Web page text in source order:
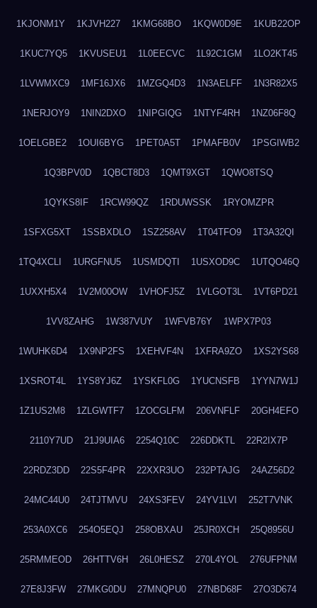
1KJONM1Y 1KJVH227 1KMG68BO 1KQW0D9E 1KUB22OP
1KUC7YQ5 1KVUSEU1 1L0EECVC 1L92C1GM 1LO2KT45
1LVWMXC9 1MF16JX6 1MZGQ4D3 1N3AELFF 1N3R82X5
1NERJOY9 1NIN2DXO 1NIPGIQG 1NTYF4RH 1NZ06F8Q
1OELGBE2 1OUI6BYG 1PET0A5T 1PMAFB0V 1PSGIWB2
1Q3BPV0D 1QBCT8D3 1QMT9XGT 1QWO8TSQ
1QYKS8IF 1RCW99QZ 1RDUWSSK 1RYOMZPR
1SFXG5XT 1SSBXDLO 1SZ258AV 1T04TFO9 1T3A32QI
1TQ4XCLI 1URGFNU5 1USMDQTI 1USXOD9C 1UTQO46Q
1UXXH5X4 1V2M00OW 1VHOFJ5Z 1VLGOT3L 1VT6PD21
1VV8ZAHG 1W387VUY 1WFVB76Y 1WPX7P03
1WUHK6D4 1X9NP2FS 1XEHVF4N 1XFRA9ZO 1XS2YS68
1XSROT4L 1YS8YJ6Z 1YSKFL0G 1YUCNSFB 1YYN7W1J
1Z1US2M8 1ZLGWTF7 1ZOCGLFM 206VNFLF 20GH4EFO
2110Y7UD 21J9UIA6 2254Q10C 226DDKTL 22R2IX7P
22RDZ3DD 22S5F4PR 22XXR3UO 232PTAJG 24AZ56D2
24MC44U0 24TJTMVU 24XS3FEV 24YV1LVI 252T7VNK
253A0XC6 254O5EQJ 258OBXAU 25JR0XCH 25Q8956U
25RMMEOD 26HTTV6H 26L0HESZ 270L4YOL 276UFPNM
27E8J3FW 27MKG0DU 27MNQPU0 27NBD68F 27O3D674